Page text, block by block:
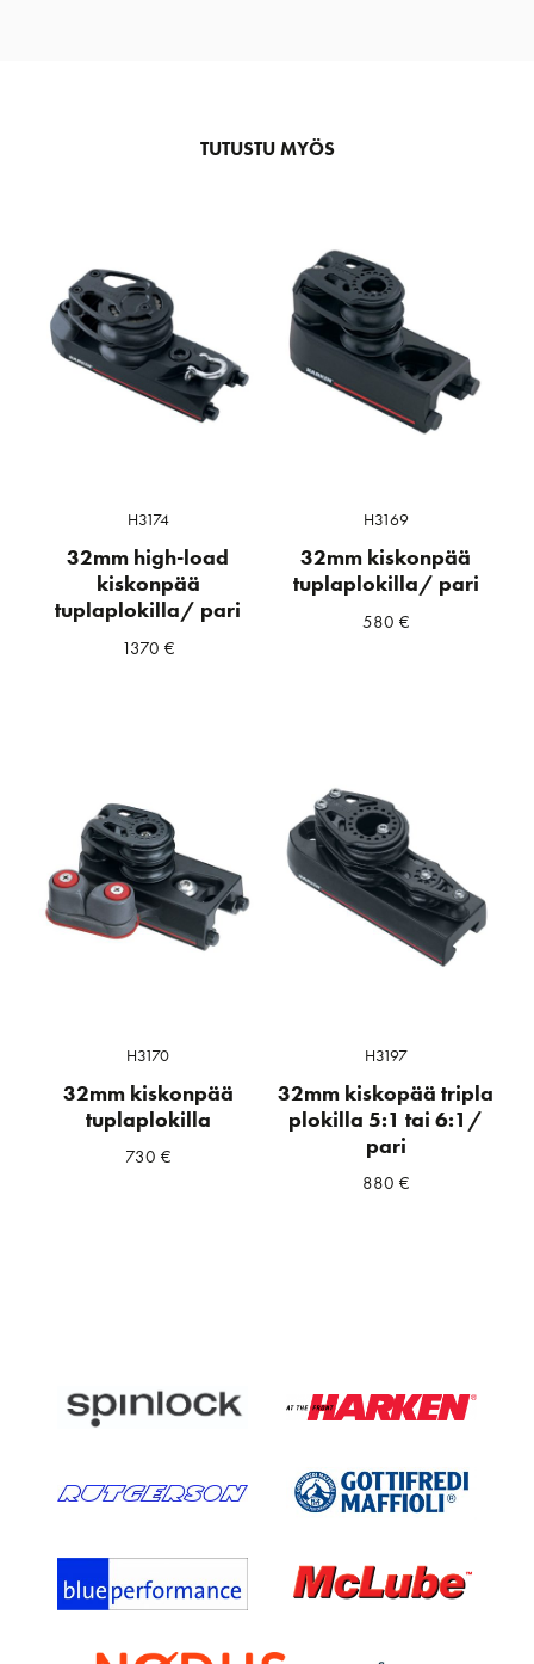
TUTUSTU MYÖS
H3174
32mm high-load
kiskonpää
tuplaplokilla/ pari
1370 €
H3169
32mm kiskonpää
tuplaplokilla/ pari
580 €
H3170
32mm kiskonpää
tuplaplokilla
730 €
H3197
32mm kiskopää tripla
plokilla 5:1 tai 6:1/
pari
880 €